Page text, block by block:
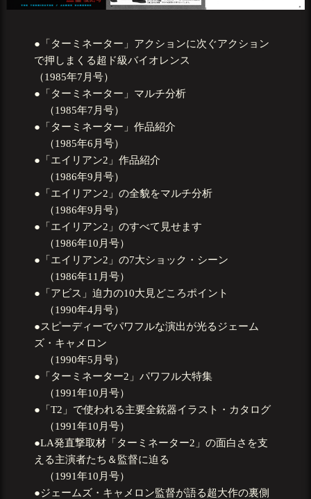
●「ターミネーター」アクションに次ぐアクション
で押しまくる超ド級バイオレンス
（1985年7月号）
●「ターミネーター」マルチ分析
（1985年7月号）
●「ターミネーター」作品紹介
（1985年6月号）
●「エイリアン2」作品紹介
（1986年9月号）
●「エイリアン2」の全貌をマルチ分析
（1986年9月号）
●「エイリアン2」のすべて見せます
（1986年10月号）
●「エイリアン2」の7大ショック・シーン
（1986年11月号）
●「アビス」迫力の10大見どころポイント
（1990年4月号）
●スピーディーでパワフルな演出が光るジェーム
ズ・キャメロン
（1990年5月号）
●「ターミネーター2」パワフル大特集
（1991年10月号）
●「T2」で使われる主要全銃器イラスト・カタログ
（1991年10月号）
●LA発直撃取材「ターミネーター2」の面白さを支
える主演者たち＆監督に迫る
（1991年10月号）
●ジェームズ・キャメロン監督が語る超大作の裏側